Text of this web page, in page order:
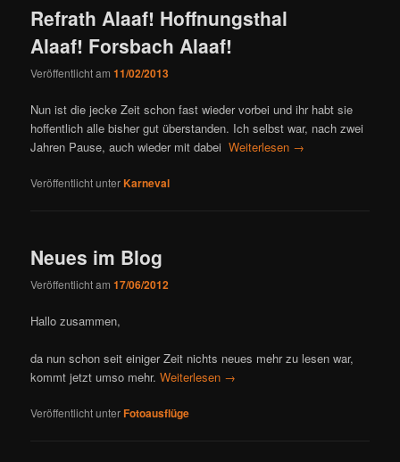
Refrath Alaaf! Hoffnungsthal
Alaaf! Forsbach Alaaf!
Veröffentlicht am11/02/2013
Nun ist die jecke Zeit schon fast wieder vorbei und ihr habt sie
hoffentlich alle bisher gut überstanden. Ich selbst war, nach zwei
Jahren Pause, auch wieder mit dabeiWeiterlesen →
Veröffentlicht unterKarneval
Neues im Blog
Veröffentlicht am17/06/2012
Hallo zusammen,
da nun schon seit einiger Zeit nichts neues mehr zu lesen war,
kommt jetzt umso mehr.Weiterlesen →
Veröffentlicht unterFotoausflüge